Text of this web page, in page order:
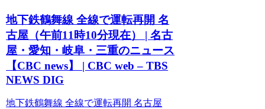
地下鉄鶴舞線 全線で運転再開 名
古屋（午前11時10分現在） | 名古
屋・愛知・岐阜・三重のニュース
【CBC news】 | CBC web – TBS
NEWS DIG
地下鉄鶴舞線 全線で運転再開 名古屋